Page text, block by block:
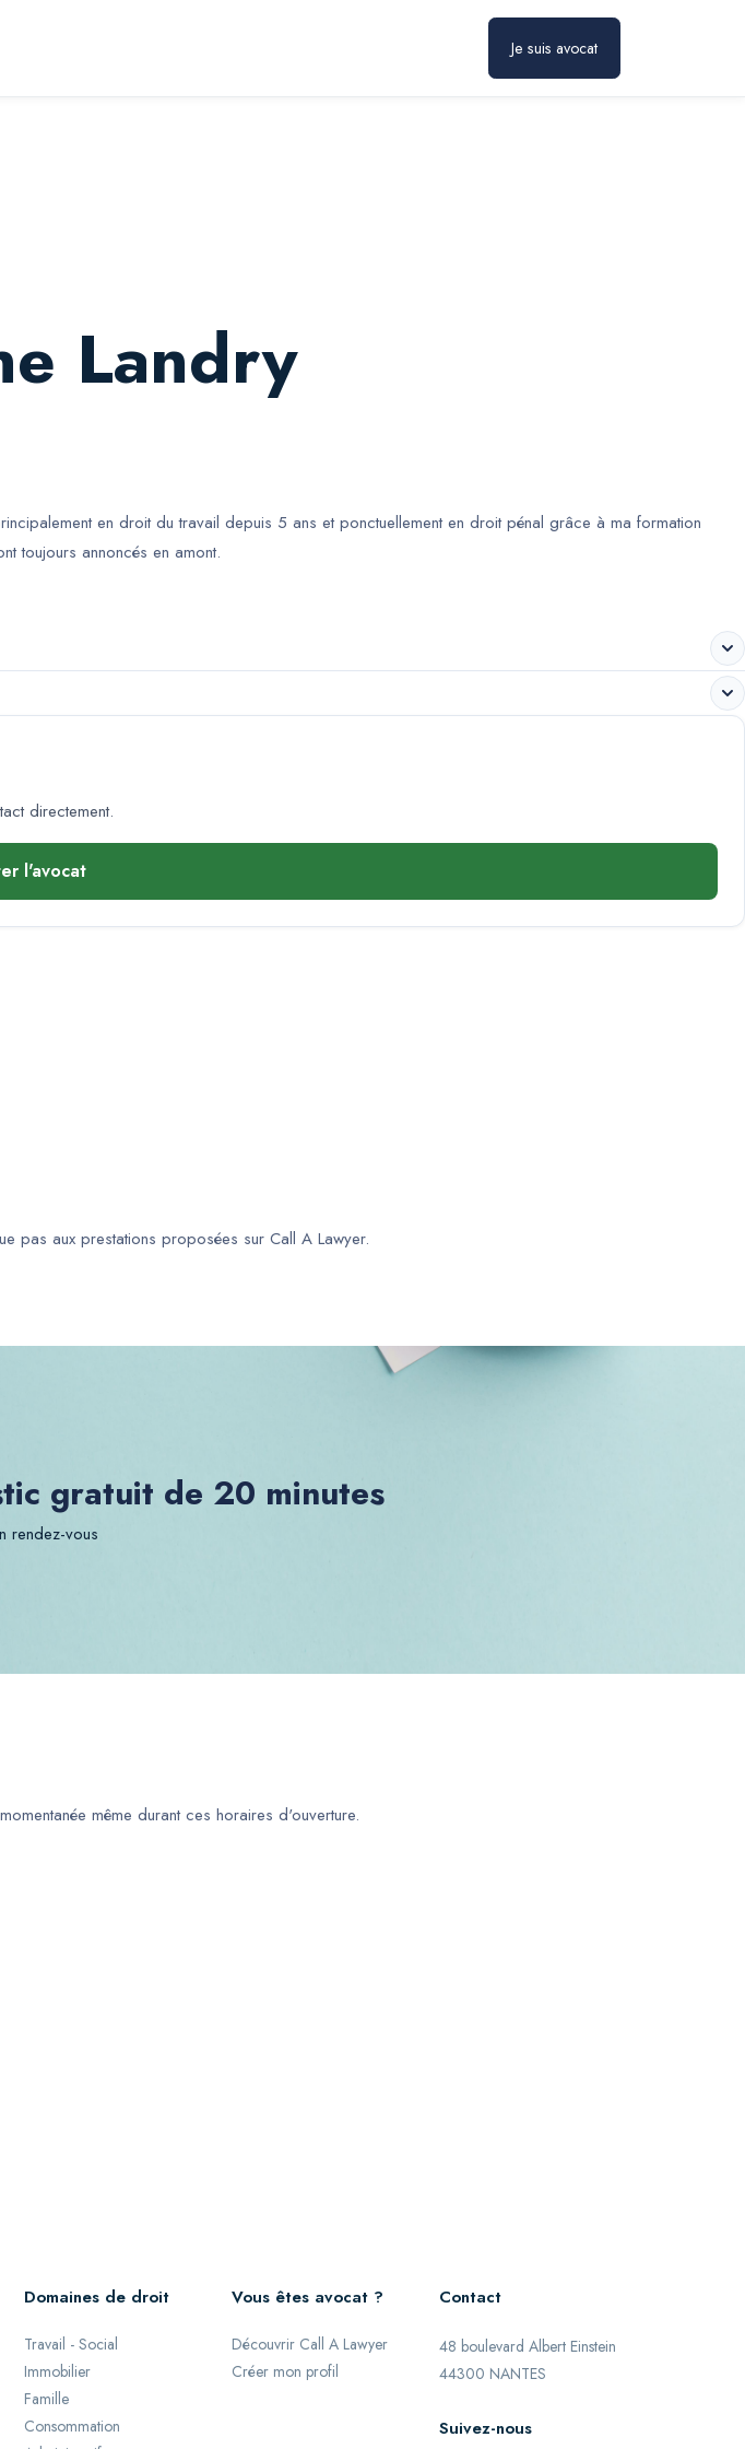
Je suis avocat
Landry
en droit du travail depuis 5 ans et ponctuellement en droit pénal grâce à ma formation
toujours annoncés en amont.
directement.
l'avocat
pas aux prestations proposées sur Call A Lawyer.
gratuit de 20 minutes
rendez-vous
même durant ces horaires d'ouverture.
Domaines de droit
Travail - Social
Immobilier
Famille
Consommation
Vous êtes avocat ?
Découvrir Call A Lawyer
Créer mon profil
Contact
48 boulevard Albert Einstein
44300 NANTES
Suivez-nous